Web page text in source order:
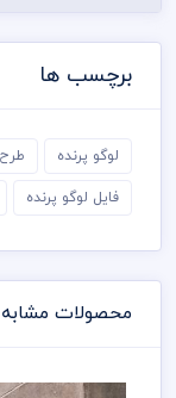
برچسب ها
لوگو پرنده
فایل لوگو پرنده
محصولات مشابه